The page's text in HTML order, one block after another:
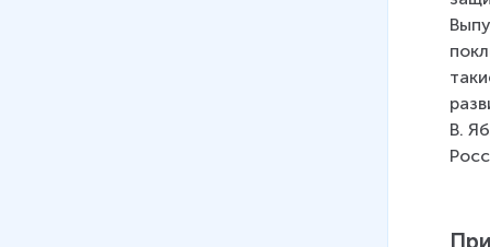
В.